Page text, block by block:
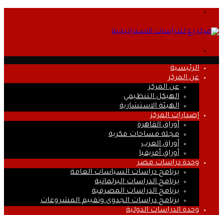
الرئيسية
عن المركز
عن المركز
الهيكل التنظيمي
الهيئة الاستشارية
إصدارات المركز
أوراق القاهرة
مجلة مساحات فكرية
أوراق العرب
أوراق أفريقيا
وحدة دراسات مصر
برنامج دراسات السياسات العامة
برنامج الدراسات البرلمانية
برنامج الدراسات المصرفية
برنامج دراسات الجدوى وتقييم المشروعات
وحدة الدراسات الدولية